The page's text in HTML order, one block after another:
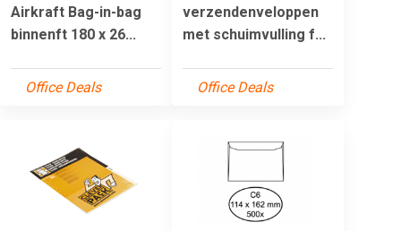
Airkraft Bag-in-bag
binnenft 180 x 26...
Office Deals
verzendenveloppen
met schuimvulling f...
Office Deals